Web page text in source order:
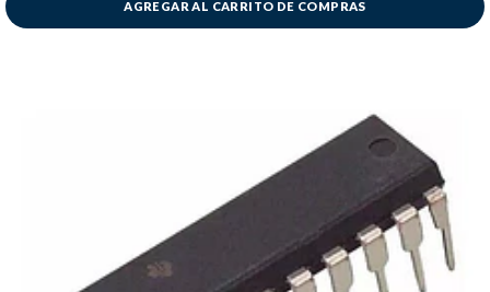
AGREGAR AL CARRITO DE COMPRAS